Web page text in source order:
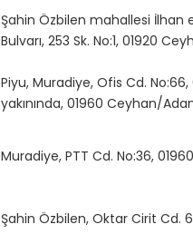
Şahin Özbilen mahallesi İlhan
Bulvarı, 253 Sk. No:1, 01920
Piyu, Muradiye, Ofis Cd.
yakınında, 01960 Ceyhan/
Muradiye, PTT Cd. No:36,
Şahin Özbilen, Oktar Cirit Cd.